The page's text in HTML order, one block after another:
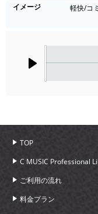
イメージ
軽快/コ
TOP
C MUSIC Professional
ご利用の流れ
料金プラン